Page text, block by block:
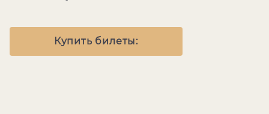
Купить билеты: